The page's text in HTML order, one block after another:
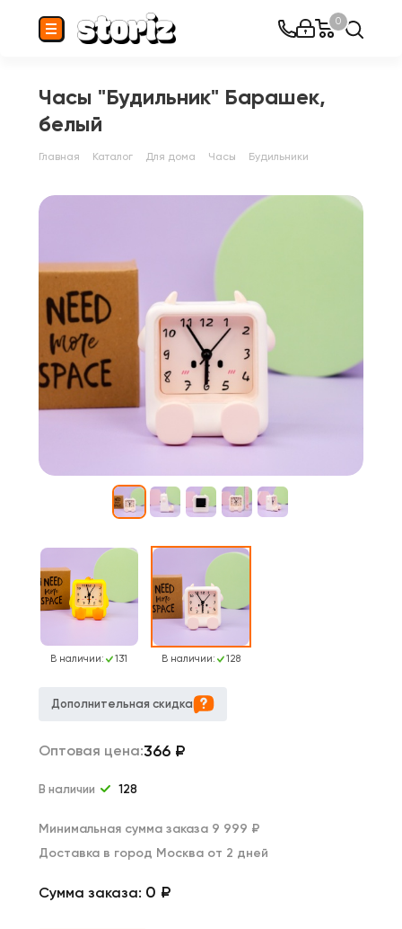
0
Часы "Будильник" Барашек,
белый
Главная Каталог Для дома Часы Будильники
В наличии: 131 В наличии: 128
Дополнительная скидка
Оптовая цена:366 ₽
В наличии 128
Минимальная сумма заказа 9 999 ₽
Доставка в город Москва от 2 дней
Сумма заказа: 0 ₽